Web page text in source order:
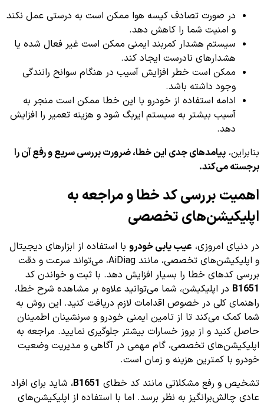
در صورت تصادف کیسه هوا ممکن است به درستی عمل نکند
و امنیت شما را کاهش دهد.
سیستم هشدار کمربند ایمنی ممکن است غیر فعال شده یا
هشدارهای نادرست ایجاد کند.
ممکن است خطر افزایش آسیب در هنگام سوانح رانندگی
وجود داشته باشد.
ادامه استفاده از خودرو با این خطا ممکن است منجر به
آسیب بیشتر به سیستم ایربگ شود و هزینه تعمیر را افزایش
دهد.
بنابراین، پیامدهای جدی این خطا، ضرورت بررسی سریع و رفع آن را
برجسته می‌کند.
اهمیت بررسی کد خطا و مراجعه به
اپلیکیشن‌های تخصصی
در دنیای امروزی، عیب یابی خودرو با استفاده از ابزارهای دیجیتال
و اپلیکیشن‌های تخصصی، مانند AiDiag، می‌تواند سرعت و دقت
بررسی کدهای خطا را بسیار افزایش دهد. با ثبت و خواندن کد
B1651 در اپلیکیشن، شما می‌توانید علاوه بر مشاهده شرح خطا،
راهنمای کلی در خصوص اقدامات لازم دریافت کنید. این روش به
شما کمک می‌کند تا از تامین ایمنی خودرو و سرنشینان اطمینان
حاصل کنید و از بروز خسارات بیشتر جلوگیری نمایید. مراجعه به
اپلیکیشن‌های تخصصی، گام مهمی در آگاهی و مدیریت وضعیت
خودرو با کمترین هزینه و زمان است.
تشخیص و رفع مشکلاتی مانند کد خطای B1651، شاید برای افراد
عادی چالش‌برانگیز به نظر برسد. اما با استفاده از اپلیکیشن‌های